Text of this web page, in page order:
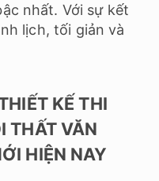
nhất. Với sự kết
lịch, tối giản và
KẾ THI
THẤT VĂN
HIỆN NAY